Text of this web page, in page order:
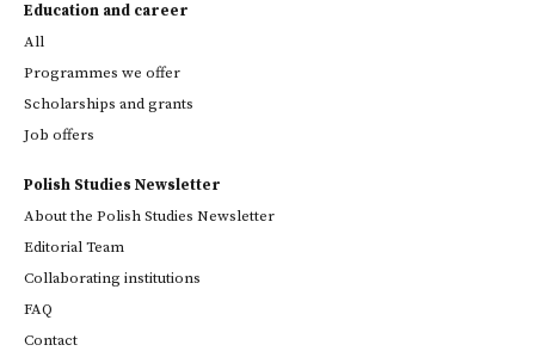
Education and career
All
Programmes we offer
Scholarships and grants
Job offers
Polish Studies Newsletter
About the Polish Studies Newsletter
Editorial Team
Collaborating institutions
FAQ
Contact